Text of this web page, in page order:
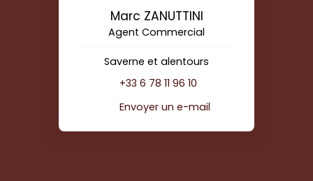
Marc ZANUTTINI
Agent Commercial
Saverne et alentours
+33 6 78 11 96 10
Envoyer un e-mail